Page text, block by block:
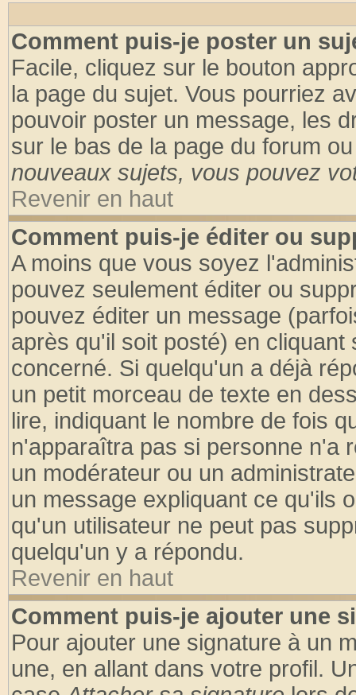
Comment puis-je poster un
Facile, cliquez sur le bouton
la page du sujet. Vous pourriez
pouvoir poster un message, les
sur le bas de la page du forum
nouveaux sujets, vous pouvez
Revenir en haut
Comment puis-je éditer ou
A moins que vous soyez
pouvez seulement éditer ou
pouvez éditer un message
après qu'il soit posté) en
concerné. Si quelqu'un a déjà
un petit morceau de texte en
lire, indiquant le nombre de fois
n'apparaîtra pas si personne n'a
un modérateur ou un
un message expliquant ce qu'ils
qu'un utilisateur ne peut pas
quelqu'un y a répondu.
Revenir en haut
Comment puis-je ajouter une
Pour ajouter une signature à un
une, en allant dans votre profil.